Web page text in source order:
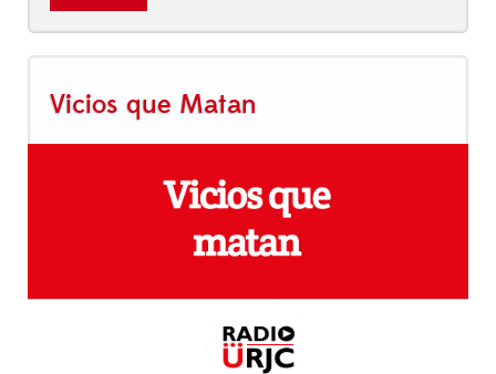
Vicios que Matan